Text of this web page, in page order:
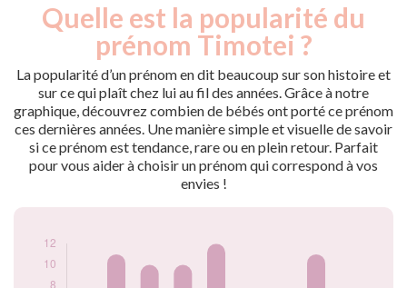
Quelle est la popularité du
prénom Timotei ?
La popularité d’un prénom en dit beaucoup sur son histoire et
sur ce qui plaît chez lui au fil des années. Grâce à notre
graphique, découvrez combien de bébés ont porté ce prénom
ces dernières années. Une manière simple et visuelle de savoir
si ce prénom est tendance, rare ou en plein retour. Parfait
pour vous aider à choisir un prénom qui correspond à vos
envies !
Popularité du
prénom Timotei
par année
Année
Nouveaux-
nés
2017
11
2018
10
2019
10
2020
12
2021
6
2022
7